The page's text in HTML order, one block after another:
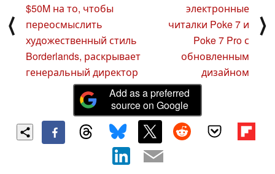
⟨
$50M на то, чтобы
переосмыслить
художественный стиль
Borderlands, раскрывает
генеральный директор
электронные
читалки Poke 7 и
Poke 7 Pro с
обновленным
дизайном
⟩
Add as a preferred
source on Google